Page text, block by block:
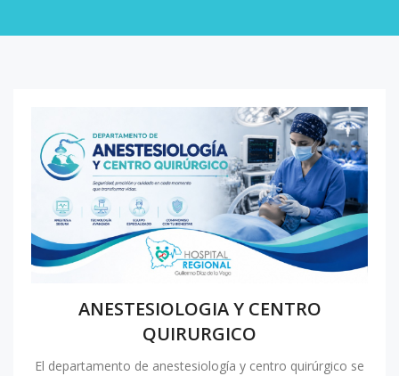
ANESTESIOLOGIA Y CENTRO
QUIRURGICO
El departamento de anestesiología y centro quirúrgico se